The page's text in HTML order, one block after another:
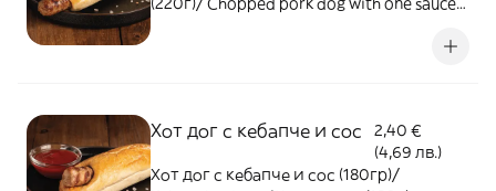
Хот дог с кебапче и сос
2,40 €
(4,69 лв.)
Хот дог с кебапче и сос (180гр)/